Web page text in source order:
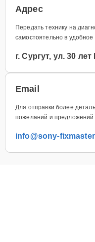
Адрес
Передать технику на
самостоятельно в удобное
г. Сургут, ул. 30
Email
Для отправки более
пожеланий и предложений
info@sony-